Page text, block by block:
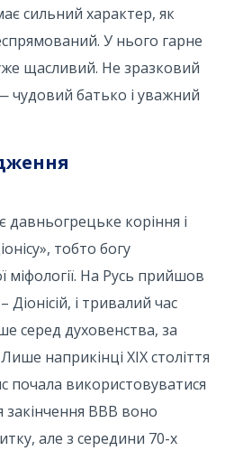
сильний характер, як
У нього гарне
щасливий. Не зразковий
чудовий батько і уважний
давньогрецьке коріння і
тобто богу
міфології. На Русь прийшов
і тривалий час
серед духовенства, за
наприкінці ХІХ століття
почала використовуватися
закінчення ВВВ воно
але з середини 70-х